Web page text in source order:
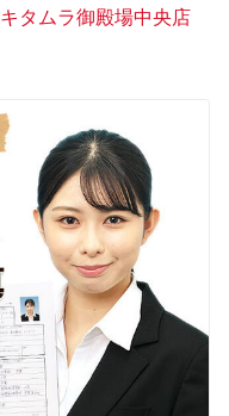
タムラ御殿場中央店